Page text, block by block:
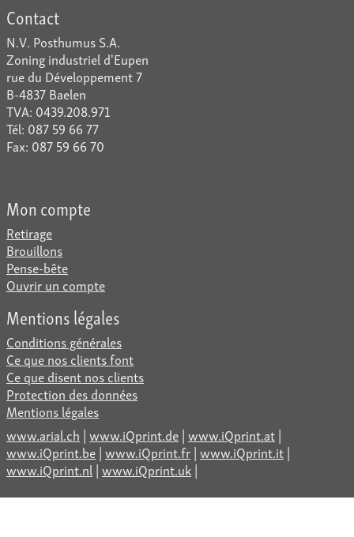
Contact
N.V. Posthumus S.A.
Zoning industriel d'Eupen
rue du Développement 7
B-4837 Baelen
TVA: 0439.208.971
Tél: 087 59 66 77
Fax: 087 59 66 70
Mon compte
Retirage
Brouillons
Pense-bête
Ouvrir un compte
Mentions légales
Conditions générales
Ce que nos clients font
Ce que disent nos clients
Protection des données
Mentions légales
www.arial.ch |www.iQprint.de|www.iQprint.at|
www.iQprint.be|www.iQprint.fr|www.iQprint.it|
www.iQprint.nl|www.iQprint.uk|